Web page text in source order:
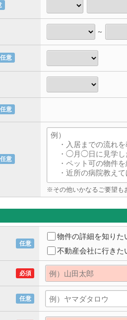
～
任意
任意
任意
※その他いかなるご要望も
任意
物件の詳細を知りた
不動産会社に行きた
必須
任意